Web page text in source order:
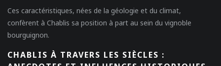
Ces caractéristiques, nées de la géologie et du climat,
confèrent à Chablis sa position à part au sein du vignoble
bourguignon.
CHABLIS À TRAVERS LES SIÈCLES :